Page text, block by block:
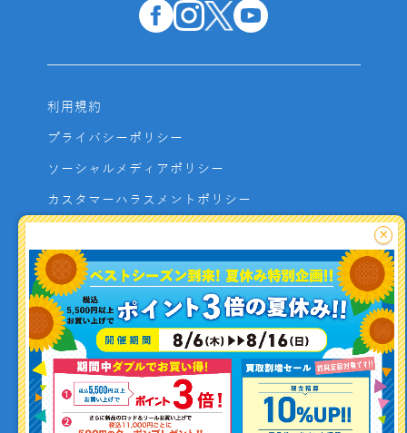
釣り情報を
投稿する
利用規約
プライバシーポリシー
ソーシャルメディアポリシー
カスタマーハラスメントポリシー
よくあるご質問
お問い合わせ
利用者資金の保全方法
×